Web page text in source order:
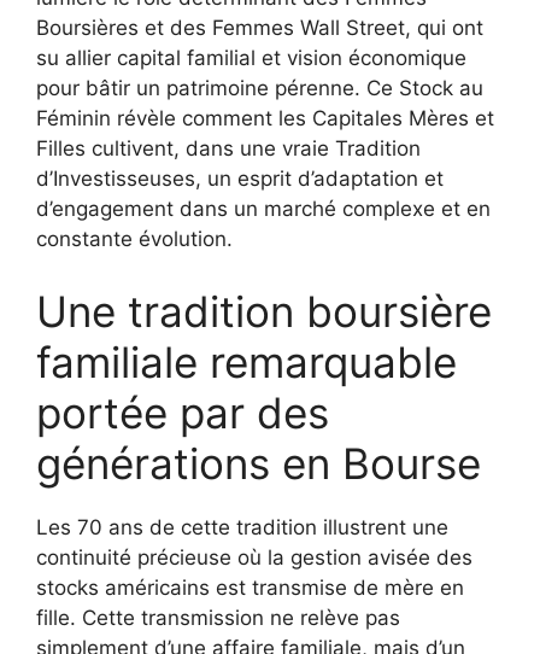
Boursières et des Femmes Wall Street, qui ont
su allier capital familial et vision économique
pour bâtir un patrimoine pérenne. Ce Stock au
Féminin révèle comment les Capitales Mères et
Filles cultivent, dans une vraie Tradition
d’Investisseuses, un esprit d’adaptation et
d’engagement dans un marché complexe et en
constante évolution.
Une tradition boursière
familiale remarquable
portée par des
générations en Bourse
Les 70 ans de cette tradition illustrent une
continuité précieuse où la gestion avisée des
stocks américains est transmise de mère en
fille. Cette transmission ne relève pas
simplement d’une affaire familiale, mais d’un